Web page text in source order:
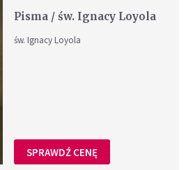
Pisma / św. Ignacy Loyola
św. Ignacy Loyola
SPRAWDŹ CENĘ